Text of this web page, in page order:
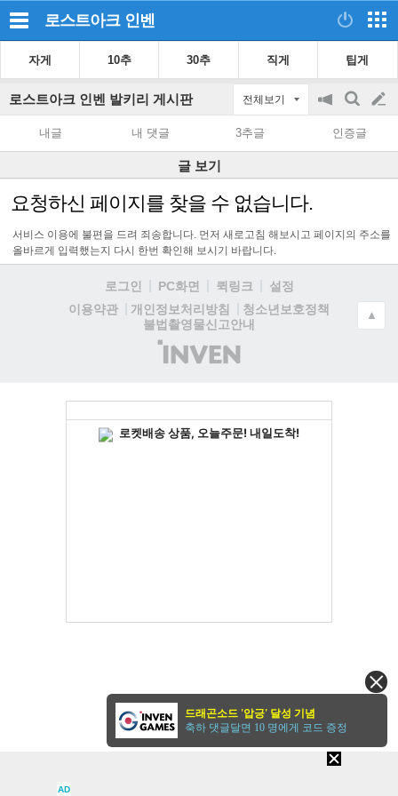
로스트아크 인벤
자게 10추 30추 직게 팁게
로스트아크 인벤 발키리 게시판 전체보기
공
on/off
검
색
글
쓰
기
내글 내 댓글 3추글 인증글
글 보기
요청하신 페이지를 찾을 수 없습니다.
서비스 이용에 불편을 드려 죄송합니다. 먼저 새로고침 해보시고 페이지의 주소를
올바르게 입력했는지 다시 한번 확인해 보시기 바랍니다.
로그인 PC화면 퀵링크
설정
이용약관
개인정보처리방침
청소년보호정책
불법촬영물신고안내
(주)
인
▲
AD
드래곤소드 '압긍' 달성 기념
축하 댓글달면 10 명에게 코드 증정